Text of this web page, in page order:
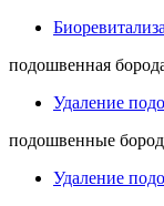
подошвенная
Удаление
подошвенные
Удаление